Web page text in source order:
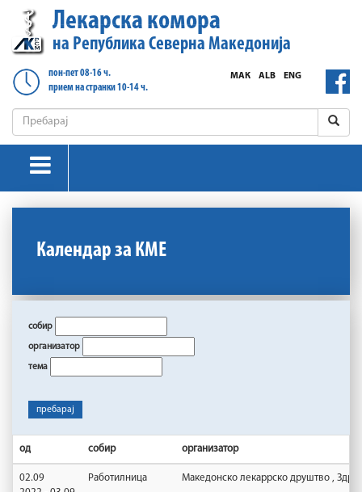
Лекарска комора
на Република Северна Македонија
пон-пет 08-16 ч.
прием на странки 10-14 ч.
ENG
ALB
МАК
Календар за КМЕ
собир
организатор
тема
пребарај
од собир организатор
02.09
Работилница Македонско лекаррско друштво ,